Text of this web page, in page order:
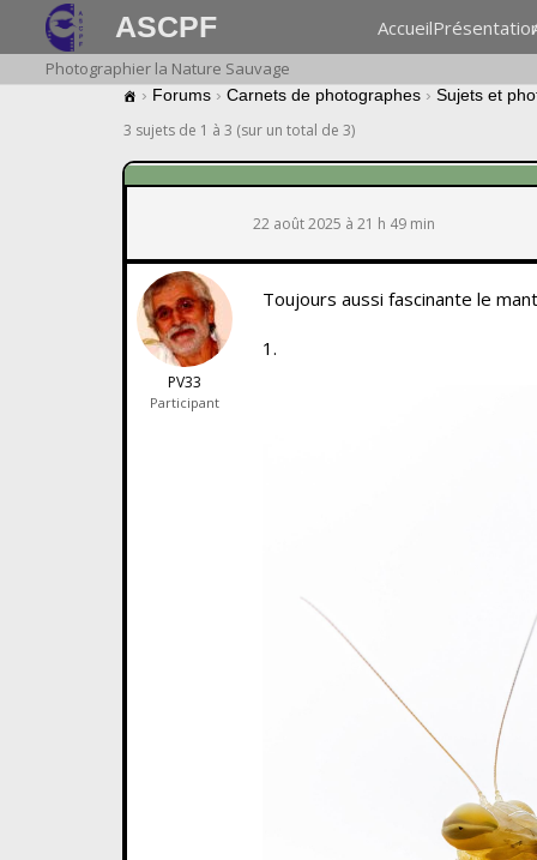
ASCPF Accueil
Photographier la Nature Sauvage
› Forums › Carnets de photographes › Sujets et
3 sujets de 1 à 3 (sur un total de 3)
22 août 2025 à 21 h 49 min
PV33
Participant
Toujours aussi fascinante le
1.